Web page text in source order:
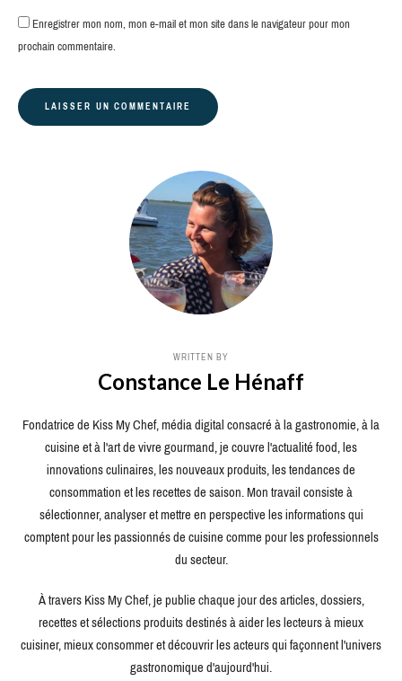
Enregistrer mon nom, mon e-mail et mon site dans le navigateur pour mon
prochain commentaire.
WRITTEN BY
Constance Le Hénaff
Fondatrice de Kiss My Chef, média digital consacré à la gastronomie, à la
cuisine et à l'art de vivre gourmand, je couvre l'actualité food, les
innovations culinaires, les nouveaux produits, les tendances de
consommation et les recettes de saison. Mon travail consiste à
sélectionner, analyser et mettre en perspective les informations qui
comptent pour les passionnés de cuisine comme pour les professionnels
du secteur.
À travers Kiss My Chef, je publie chaque jour des articles, dossiers,
recettes et sélections produits destinés à aider les lecteurs à mieux
cuisiner, mieux consommer et découvrir les acteurs qui façonnent l'univers
gastronomique d'aujourd'hui.